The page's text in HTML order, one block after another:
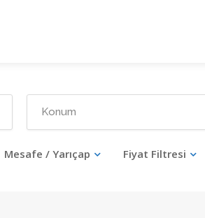
Mesafe / Yarıçap Fiyat Filtresi